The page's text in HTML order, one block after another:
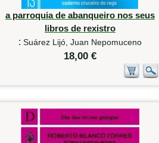
a parroquia de abanqueiro nos seus
libros de rexistro
: Suárez Lijó, Juan Nepomuceno
18,00 €